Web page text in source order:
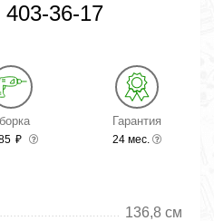
36-17
₽
Гарантия
24 мес.
136,8 см